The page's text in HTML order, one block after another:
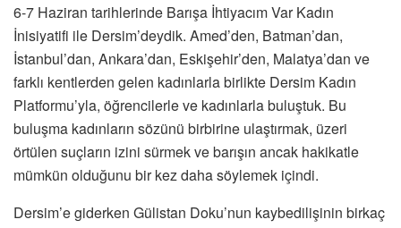
6-7 Haziran tarihlerinde Barışa İhtiyacım Var Kadın
İnisiyatifi ile Dersim’deydik. Amed’den, Batman’dan,
İstanbul’dan, Ankara’dan, Eskişehir’den, Malatya’dan ve
farklı kentlerden gelen kadınlarla birlikte Dersim Kadın
Platformu’yla, öğrencilerle ve kadınlarla buluştuk. Bu
buluşma kadınların sözünü birbirine ulaştırmak, üzeri
örtülen suçların izini sürmek ve barışın ancak hakikatle
mümkün olduğunu bir kez daha söylemek içindi.
Dersim’e giderken Gülistan Doku’nun kaybedilişinin birkaç